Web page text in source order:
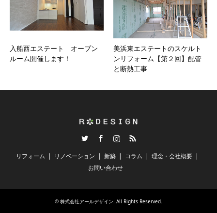
入船西エステート オープン
ルーム開催します！
美浜東エステートのスケルト
ンリフォーム【第２回】配管
と断熱工事
InstagramRSS
リフォーム リノベーション 新築 コラム
理念・会社概要
お問い合わせ
© 株式会社アールデザイン . All Rights Reserved.